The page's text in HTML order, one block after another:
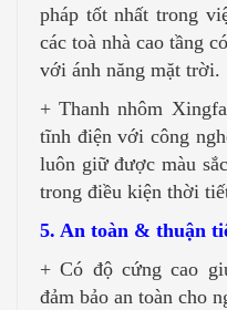
pháp tốt nhất trong
các toà nhà cao tầng
với ánh năng mặt trời.
+ Thanh nhôm
tĩnh điện với công
luôn giữ được màu
trong điều kiện thời
5. An toàn & thuận
+ Có độ cứng cao
đảm bảo an toàn cho